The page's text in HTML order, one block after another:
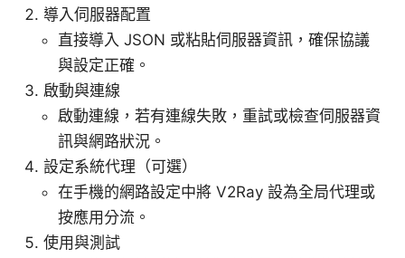
導入伺服器配置
直接導入 JSON 或粘貼伺服器資訊，確保協議
與設定正確。
啟動與連線
啟動連線，若有連線失敗，重試或檢查伺服器資
訊與網路狀況。
設定系統代理（可選）
在手機的網路設定中將 V2Ray 設為全局代理或
按應用分流。
使用與測試